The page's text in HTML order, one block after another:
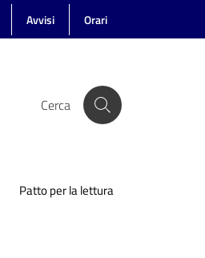
Avvisi Orari
Cerca
Patto per la lettura